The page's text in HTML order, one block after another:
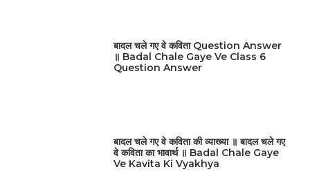
बादल चले गए वे कविता Question Answer
॥ Badal Chale Gaye Ve Class 6
Question Answer
बादल चले गए वे कविता की व्याख्या ॥ बादल चले गए
वे कविता का भावार्थ ॥ Badal Chale Gaye
Ve Kavita Ki Vyakhya